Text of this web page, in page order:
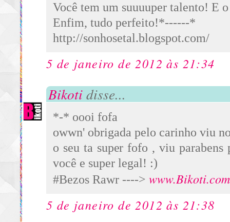
Você tem um suuuuper talento! E
Enfim, tudo perfeito!*------*
http://sonhosetal.blogspot.com/
5 de janeiro de 2012 às 21:34
Bikotidisse...
*-* oooi fofa
owwn' obrigada pelo carinho viu
o seu ta super fofo , viu parabens
você e super legal! :)
#Bezos Rawr ----> www.Bikoti.com
5 de janeiro de 2012 às 21:38